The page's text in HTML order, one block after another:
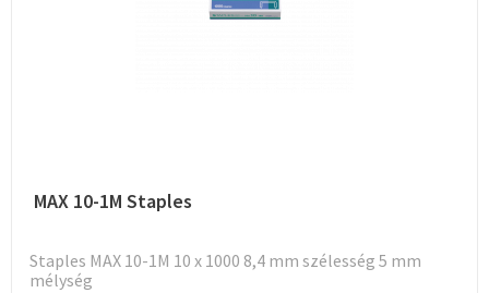
MAX 10-1M Staples
Staples MAX 10-1M 10 x 1000 8,4 mm szélesség 5 mm
mélység